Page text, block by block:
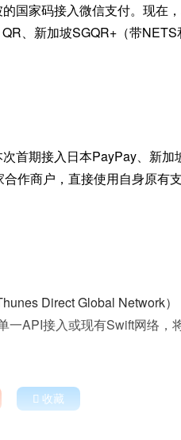
国家码接入微信支付。现在
、新加坡SGQR+（带
首期接入日本PayPay、新
作商户，直接使用自身原有
Direct Global Network
一API接入或现有Swift网络，
 收藏